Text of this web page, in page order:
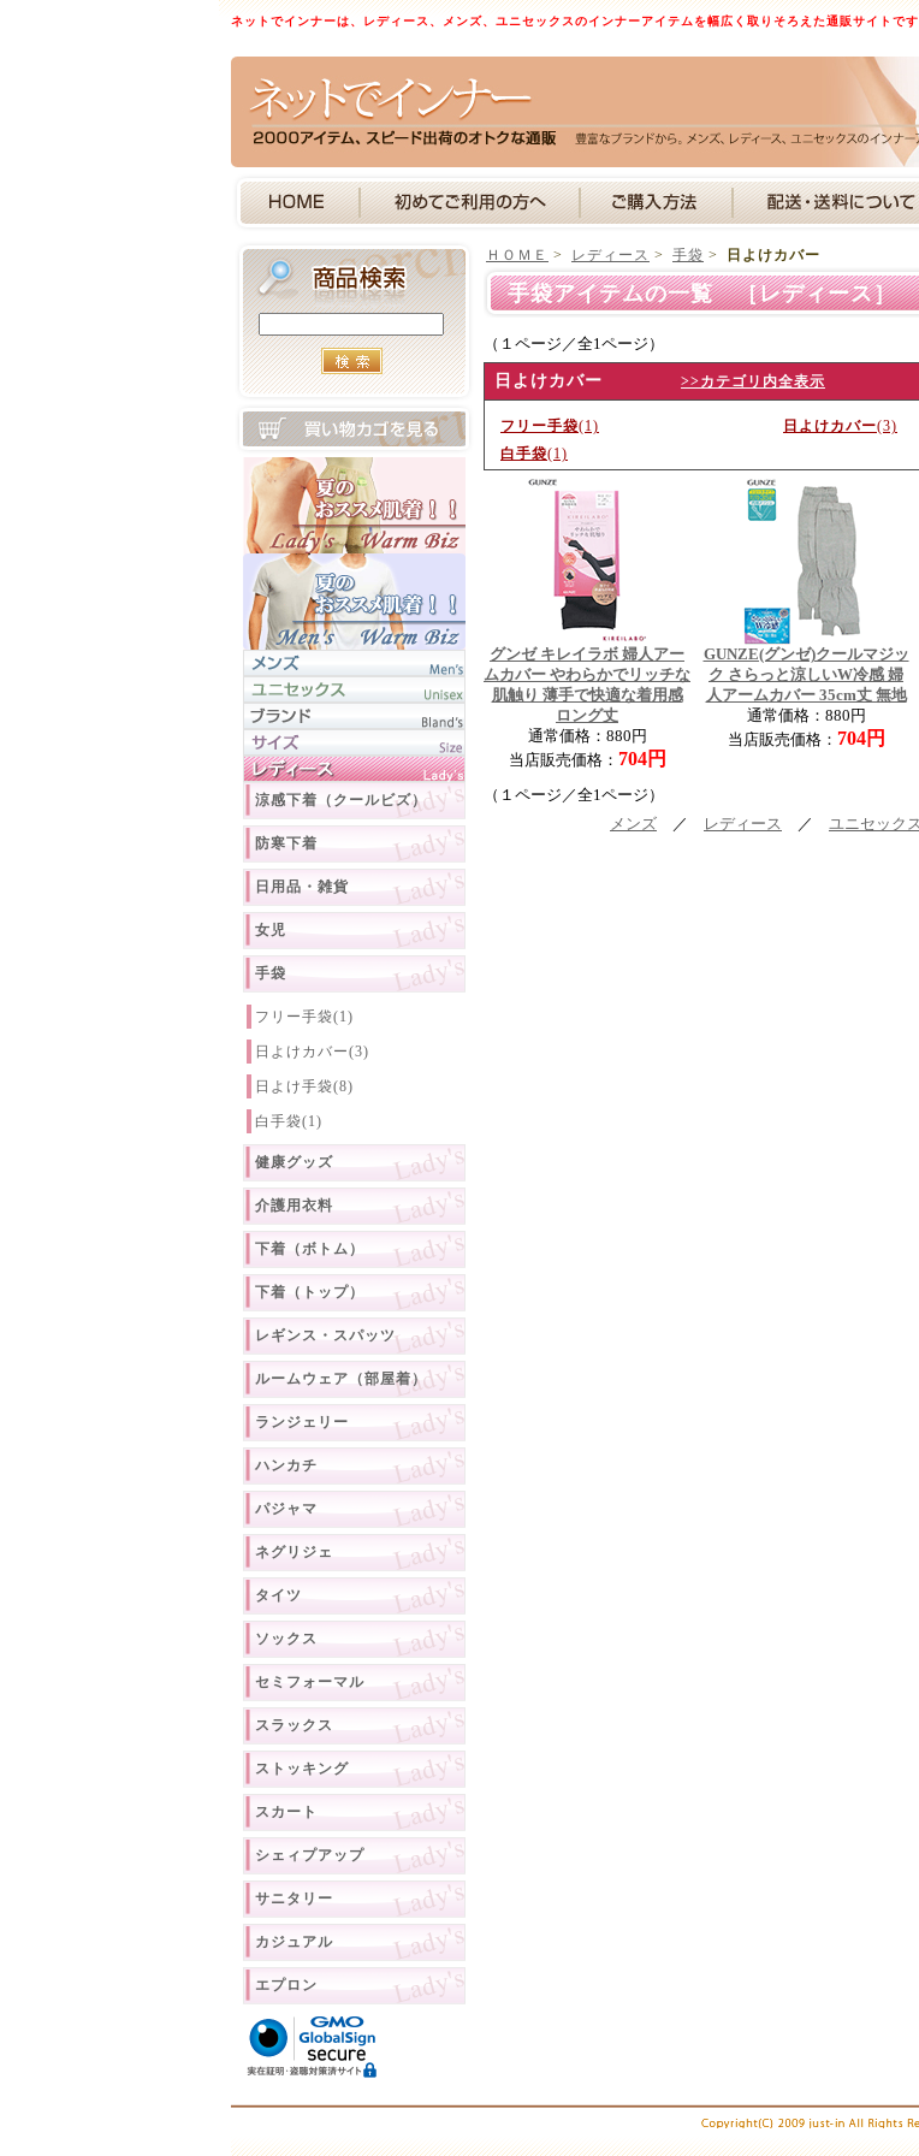
ネットでインナーは、レディース、メンズ、ユニセックスのインナーアイテムを幅広く取りそろえた通販サイトです
涼感下着（クールビズ）
防寒下着
日用品・雑貨
女児
手袋
フリー手袋(1)
日よけカバー(3)
日よけ手袋(8)
白手袋(1)
健康グッズ
介護用衣料
下着（ボトム）
下着（トップ）
レギンス・スパッツ
ルームウェア（部屋着）
ランジェリー
ハンカチ
パジャマ
ネグリジェ
タイツ
ソックス
セミフォーマル
スラックス
ストッキング
スカート
シェィプアップ
サニタリー
カジュアル
エプロン
ＨＯＭＥ > レディース > 手袋 > 日よけカバー
手袋アイテムの一覧 ［レディース］
（１ページ／全1ページ）
日よけカバー >>カテゴリ内全表示
フリー手袋(1) 日よけカバー(3)
白手袋(1)
グンゼ キレイラボ 婦人アー
ムカバー やわらかでリッチな
肌触り 薄手で快適な着用感
ロング丈
通常価格：880円
当店販売価格： 704円
GUNZE(グンゼ)クールマジッ
ク さらっと涼しいW冷感 婦
人アームカバー 35cm丈 無地
通常価格：880円
当店販売価格： 704円
（１ページ／全1ページ）
メンズ ／ レディース ／ ユニセックス